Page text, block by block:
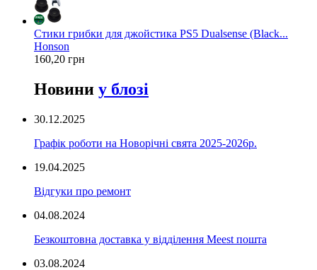
Стики грибки для джойстика PS5 Dualsense (Black...
Honson
160,20 грн
Новини у блозі
30.12.2025
Графік роботи на Новорічні свята 2025-2026р.
19.04.2025
Відгуки про ремонт
04.08.2024
Безкоштовна доставка у відділення Meest пошта
03.08.2024